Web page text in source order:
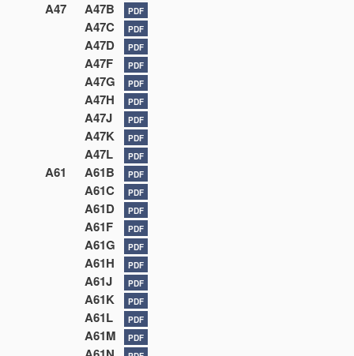
A47 A47B PDF
A47C PDF
A47D PDF
A47F PDF
A47G PDF
A47H PDF
A47J PDF
A47K PDF
A47L PDF
A61 A61B PDF
A61C PDF
A61D PDF
A61F PDF
A61G PDF
A61H PDF
A61J PDF
A61K PDF
A61L PDF
A61M PDF